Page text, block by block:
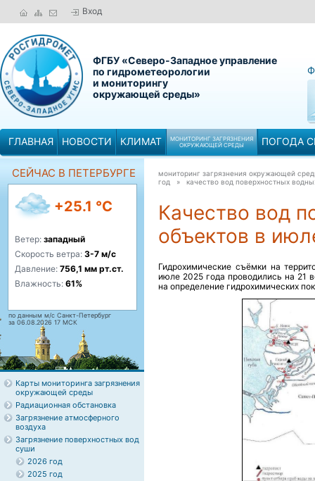
Вход
ФГБУ «Северо-Западное управление
по гидрометеорологии
и мониторингу
окружающей среды»
ГЛАВНАЯ НОВОСТИ КЛИМАТ
МОНИТОРИНГ ЗАГРЯЗНЕНИЯ
ОКРУЖАЮЩЕЙ СРЕДЫ
ПОГОДА
СЕЙЧАС В ПЕТЕРБУРГЕ
+25.1 °C
Ветер: западный
Скорость ветра: 3-7 м/с
Давление: 756,1 мм рт.ст.
Влажность: 61%
по данным м/с Санкт-Петербург
за 06.08.2026 17 МСК
Карты мониторинга загрязнения
окружающей среды
Радиационная обстановка
Загрязнение атмосферного
воздуха
Загрязнение поверхностных вод
суши
2026 год
2025 год
мониторинг загрязнения окружающей
год » качество вод поверхностных
Качество вод
объектов в
Гидрохимические съёмки на
июле 2025 года проводились на 21
на определение гидрохимических